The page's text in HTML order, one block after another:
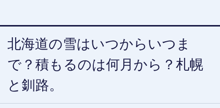
北海道の雪はいつからいつま
で？積もるのは何月から？札幌
と釧路。